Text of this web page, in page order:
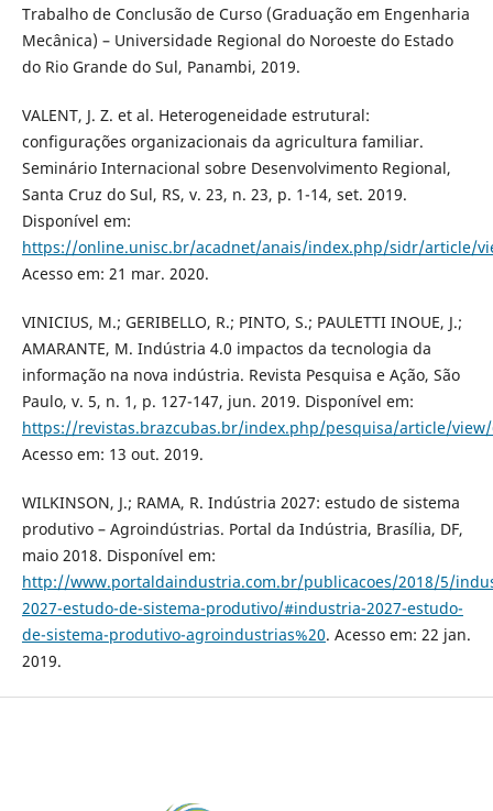
Trabalho de Conclusão de Curso (Graduação em Engenharia
Mecânica) – Universidade Regional do Noroeste do Estado
do Rio Grande do Sul, Panambi, 2019.
VALENT, J. Z. et al. Heterogeneidade estrutural:
configurações organizacionais da agricultura familiar.
Seminário Internacional sobre Desenvolvimento Regional,
Santa Cruz do Sul, RS, v. 23, n. 23, p. 1-14, set. 2019.
Disponível em:
https://online.unisc.br/acadnet/anais/index.php/sidr/article/
Acesso em: 21 mar. 2020.
VINICIUS, M.; GERIBELLO, R.; PINTO, S.; PAULETTI INOUE, J.;
AMARANTE, M. Indústria 4.0 impactos da tecnologia da
informação na nova indústria. Revista Pesquisa e Ação, São
Paulo, v. 5, n. 1, p. 127-147, jun. 2019. Disponível em:
https://revistas.brazcubas.br/index.php/pesquisa/article/
Acesso em: 13 out. 2019.
WILKINSON, J.; RAMA, R. Indústria 2027: estudo de sistema
produtivo – Agroindústrias. Portal da Indústria, Brasília, DF,
maio 2018. Disponível em:
http://www.portaldaindustria.com.br/publicacoes/2018/5/
2027-estudo-de-sistema-produtivo/#industria-2027-estudo-
de-sistema-produtivo-agroindustrias%20. Acesso em: 22 jan.
2019.